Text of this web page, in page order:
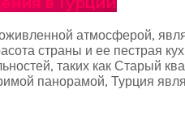
атмосферой,
страны и ее пестрая
таких как Старый
панорамой, Турция